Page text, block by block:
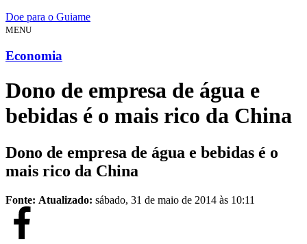
Doe para o Guiame
MENU
Economia
Dono de empresa de água e
bebidas é o mais rico da China
Dono de empresa de água e bebidas é o
mais rico da China
Fonte: Atualizado: sábado, 31 de maio de 2014 às 10:11